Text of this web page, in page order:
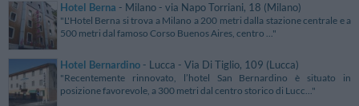
Hotel Berna - Milano - via Napo Torriani, 18 (Milano)
"L'Hotel Berna si trova a Milano a 200 metri dalla stazione centrale e a
500 metri dal famoso Corso Buenos Aires, centro ..."
Hotel Bernardino - Lucca - Via Di Tiglio, 109 (Lucca)
"Recentemente rinnovato, l’hotel San Bernardino è situato in
posizione favorevole, a 300 metri dal centro storico di Lucc..."